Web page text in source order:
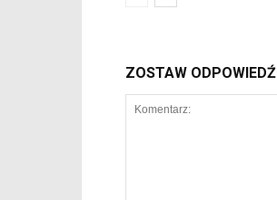
ZOSTAW ODPOWIEDŹ